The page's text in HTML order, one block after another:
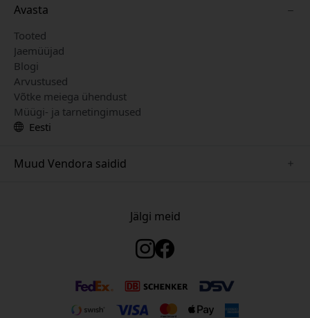
Avasta
Tooted
Jaemüüjad
Blogi
Arvustused
Võtke meiega ühendust
Müügi- ja tarnetingimused
Eesti
Muud Vendora saidid
www.pipetto.se
Jälgi meid